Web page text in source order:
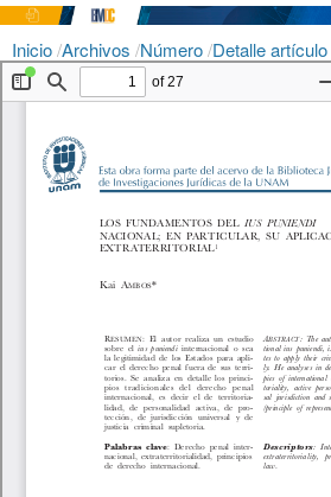
Inicio/Archivos /Número/Detalle artículo